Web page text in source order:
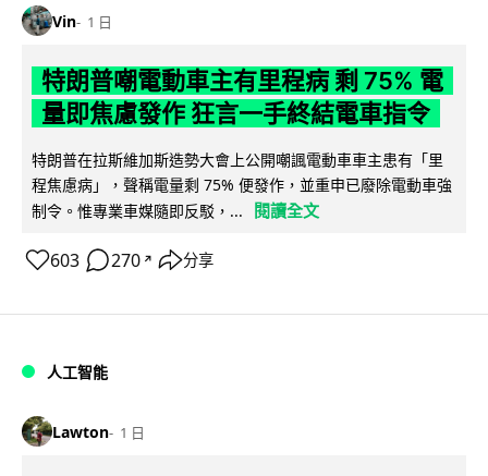
Vin 1 日
特朗普嘲電動車主有里程病 剩 75% 電
量即焦慮發作 狂言一手終結電車指令
特朗普在拉斯維加斯造勢大會上公開嘲諷電動車車主患有「里
程焦慮病」，聲稱電量剩 75% 便發作，並重申已廢除電動車強
制令。惟專業車媒隨即反駁，...
閱讀全文
603 270 ↗ 分享
人工智能
Lawton 1 日